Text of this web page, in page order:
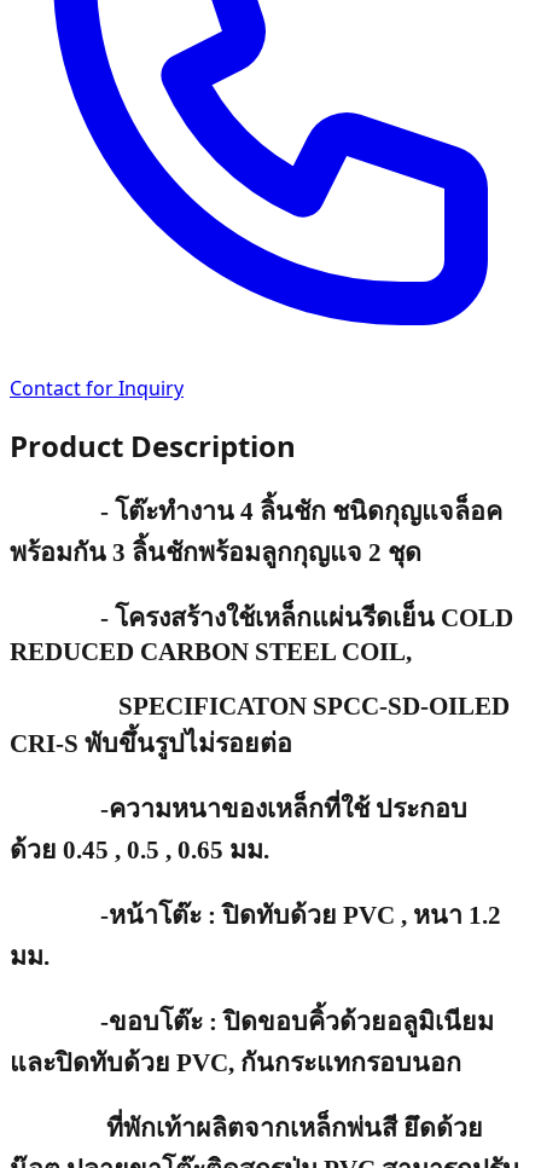
Contact for Inquiry
Product Description
- โต๊ะทำงาน 4 ลิ้นชัก ชนิดกุญแจล็อค
พร้อมกัน 3 ลิ้นชักพร้อมลูกกุญแจ 2 ชุด
- โครงสร้างใช้เหล็กแผ่นรีดเย็น COLD
REDUCED CARBON STEEL COIL,
SPECIFICATON SPCC-SD-OILED
CRI-S พับขึ้นรูปไม่รอยต่อ
-ความหนาของเหล็กที่ใช้ ประกอบ
ด้วย 0.45 , 0.5 , 0.65 มม.
-หน้าโต๊ะ :ปิดทับด้วย PVC , หนา 1.2
มม.
-ขอบโต๊ะ :ปิดขอบคิ้วด้วยอลูมิเนียม
และปิดทับด้วย PVC, กันกระแทกรอบนอก
ที่พักเท้าผลิตจากเหล็กพ่นสี ยึดด้วย